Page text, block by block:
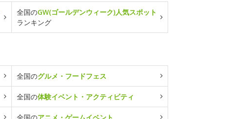
全国のGW(ゴールデンウィーク)人気スポット
ランキング
全国のグルメ・フードフェス
全国の体験イベント・アクティビティ